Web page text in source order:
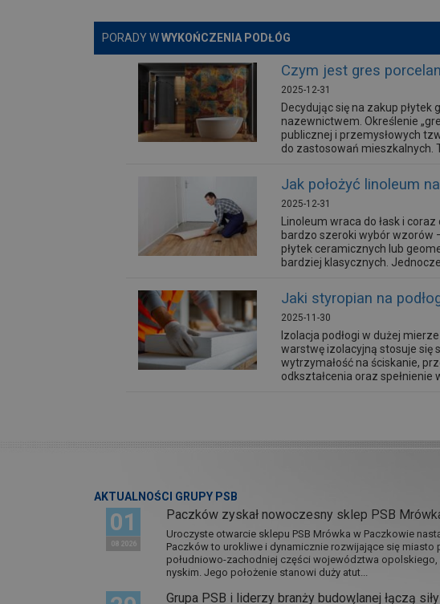
PORADY WWYKOŃCZENIA PODŁÓG
Czym jest gres
2025-12-31
Decydując się na zakup
nazewnictwem. Określenie
publicznej i przemysłowych
do zastosowań mieszkalnych.
Jak położyć linoleum
2025-12-31
Linoleum wraca do łask i
bardzo szeroki wybór wzorów
płytek ceramicznych lub
bardziej klasycznych.
Jaki styropian na
2025-11-30
Izolacja podłogi w dużej
warstwę izolacyjną stosuje się
wytrzymałość na ściskanie,
odkształcenia oraz
AKTUALNOŚCI GRUPY PSB
01
08 2026
Paczków zyskał nowoczesny sklep PSB
Uroczyste otwarcie sklepu PSB Mrówka w Paczkowie
Paczków to urokliwe i dynamicznie rozwijające się miasto
południowo-zachodniej części województwa
nyskim. Jego położenie stanowi duży atut...
Grupa PSB i liderzy branży budowlanej łączą